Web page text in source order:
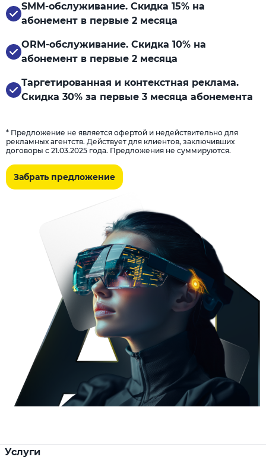
SMM-обслуживание. Скидка 15% на
абонемент в первые 2 месяца
ORM-обслуживание. Скидка 10% на
абонемент в первые 2 месяца
Таргетированная и контекстная реклама.
Скидка 30% за первые 3 месяца абонемента
* Предложение не является офертой и недействительно для
рекламных агентств. Действует для клиентов, заключивших
договоры с 21.03.2025 года. Предложения не суммируются.
Забрать предложение
Услуги